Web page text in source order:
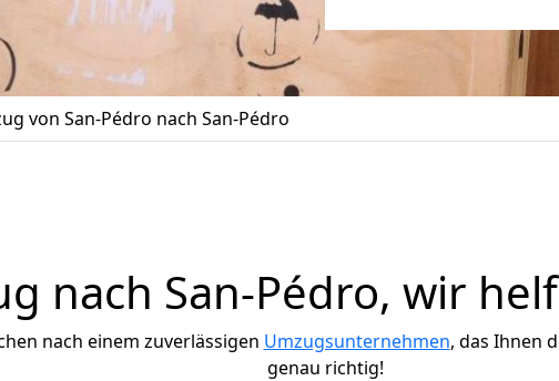
von San-Pédro nach San-Pédro
nach San-Pédro, wir
nach einem zuverlässigen Umzugsunternehmen, das Ihnen
genau richtig!